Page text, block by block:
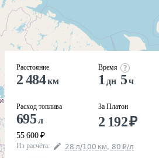
Расстояние
2 484км
Расход топлива
695л
55 600 ₽
Время
1 дн 5 ч
За Платон
2 192₽
Из расчёта: 28 л/100 км, 80 ₽/л